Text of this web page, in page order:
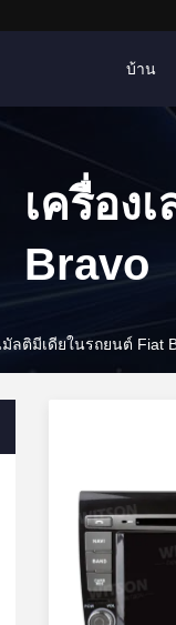
บ้าน
เครื่อง
Bravo
ลติมีเดียในรถยนต์ Fiat